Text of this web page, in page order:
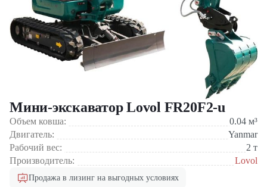
Мини-экскаватор Lovol FR20F2-u
Объем ковша: 0.04 м³
Двигатель:
Yanmar
Рабочий вес:
2 т
Производитель:
Lovol
Продажа в лизинг на выгодных условиях